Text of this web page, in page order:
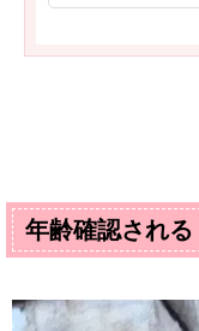
年齢確認される